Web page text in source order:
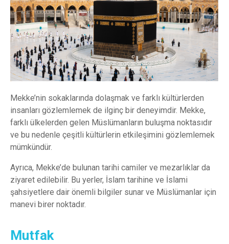
Mekke’nin sokaklarında dolaşmak ve farklı kültürlerden
insanları gözlemlemek de ilginç bir deneyimdir. Mekke,
farklı ülkelerden gelen Müslümanların buluşma noktasıdır
ve bu nedenle çeşitli kültürlerin etkileşimini gözlemlemek
mümkündür.
Ayrıca, Mekke’de bulunan tarihi camiler ve mezarlıklar da
ziyaret edilebilir. Bu yerler, İslam tarihine ve İslami
şahsiyetlere dair önemli bilgiler sunar ve Müslümanlar için
manevi birer noktadır.
Mutfak